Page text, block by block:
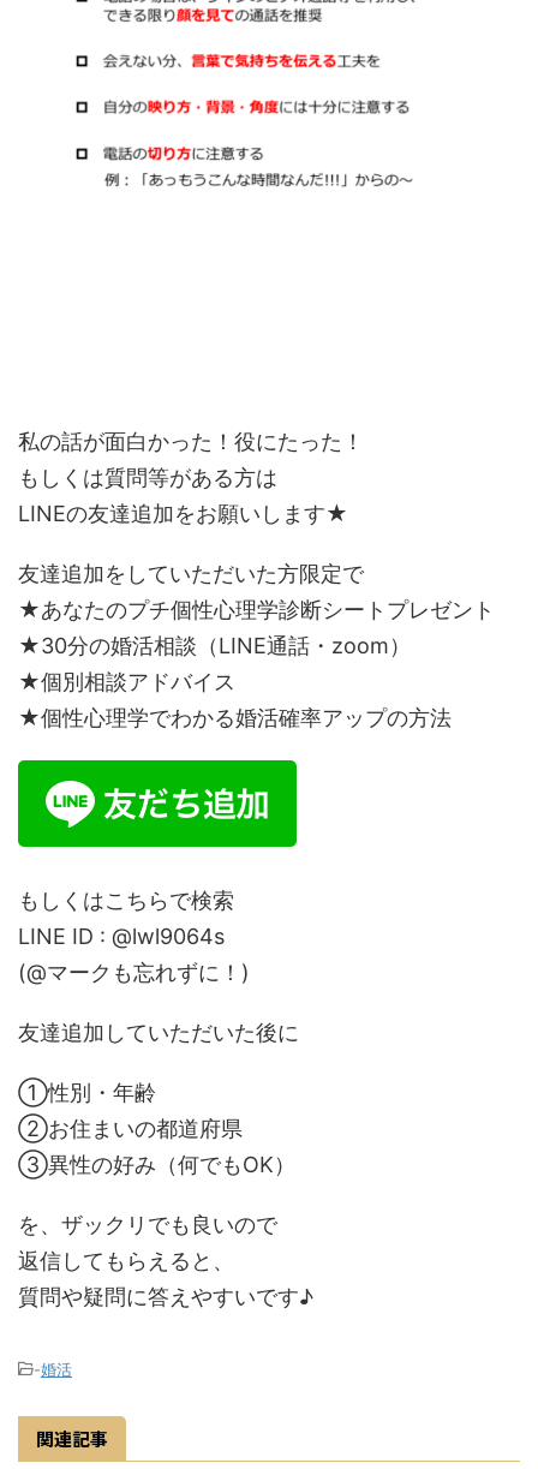
私の話が面白かった！役にたった！
もしくは質問等がある方は
LINEの友達追加をお願いします★
友達追加をしていただいた方限定で
★あなたのプチ個性心理学診断シートプレゼント
★30分の婚活相談（LINE通話・zoom）
★個別相談アドバイス
★個性心理学でわかる婚活確率アップの方法
もしくはこちらで検索
LINE ID : @lwl9064s
(@マークも忘れずに！)
友達追加していただいた後に
①性別・年齢
②お住まいの都道府県
③異性の好み（何でもOK）
を、ザックリでも良いので
返信してもらえると、
質問や疑問に答えやすいです♪
-婚活
関連記事